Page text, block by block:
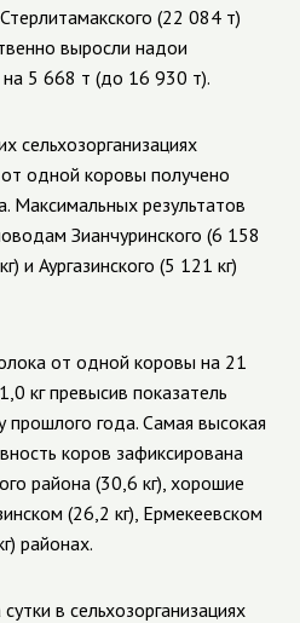
(22 084 т)
выросли надои
5 668 т (до 16 930 т).
сельхозорганизациях
одной коровы получено
Максимальных результатов
Зианчуринского (6 158
и Аургазинского (5 121 кг)
от одной коровы на 21
кг превысив показатель
года. Самая высокая
коров зафиксирована
района (30,6 кг), хорошие
(26,2 кг), Ермекеевском
районах.
в сельхозорганизациях